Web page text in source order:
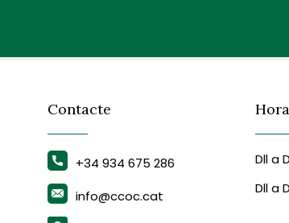
Contacte
+34 934 675 286
info@ccoc.cat
Dll a
Dll a